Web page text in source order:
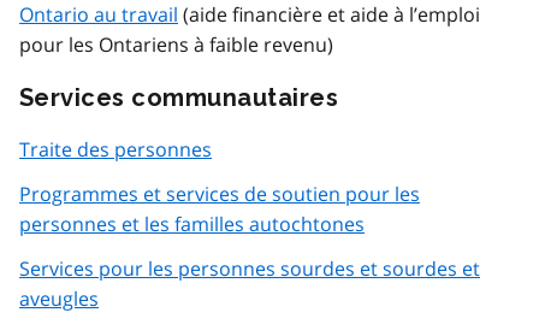
Ontario au travail (aide financière et aide à l’emploi
pour les Ontariens à faible revenu)
Services communautaires
Traite des personnes
Programmes et services de soutien pour les
personnes et les familles autochtones
Services pour les personnes sourdes et sourdes et
aveugles